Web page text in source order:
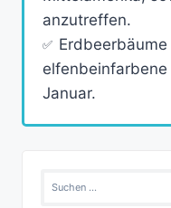
anzutreffen.
Januar.
Suchen